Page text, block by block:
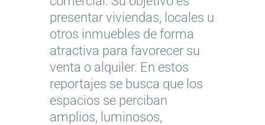
presentar viviendas, locales u
otros inmuebles de forma
atractiva para favorecer su
venta o alquiler. En estos
reportajes se busca que los
espacios se perciban
amplios, luminosos,